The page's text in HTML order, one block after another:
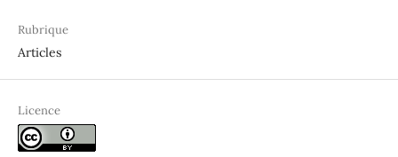
Rubrique
Articles
Licence